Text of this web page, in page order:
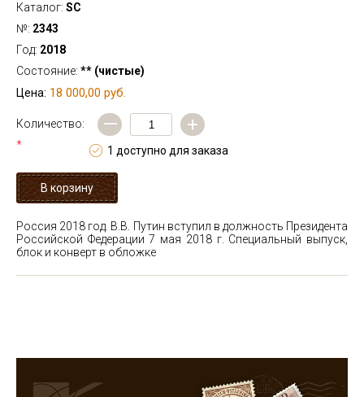
Каталог: SC
№: 2343
Год: 2018
Состояние: ** (чистые)
Цена: 18 000,00 руб.
Количество:
*
— +
1 доступно для заказа
Россия 2018 год. В.В. Путин вступил в должность Президента
Российской Федерации 7 мая 2018 г. Специальный выпуск,
блок и конверт в обложке